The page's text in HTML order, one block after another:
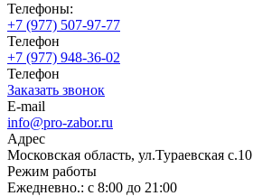
Телефоны:
+7 (977) 507-97-77
Телефон
+7 (977) 948-36-02
Телефон
Заказать звонок
E-mail
info@pro-zabor.ru
Адрес
Московская область, ул.Тураевская с.10
Режим работы
Ежедневно.: с 8:00 до 21:00